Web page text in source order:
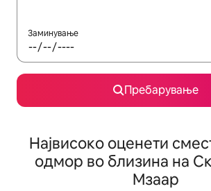
Заминување
Пребарување
Највисоко оценети
одмор во близина на
Мзаар